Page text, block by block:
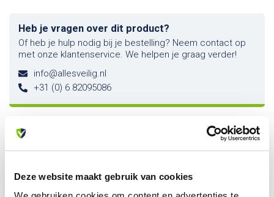
Deze website maakt gebruik van cookies
Heb je vragen over dit product?
Of heb je hulp nodig bij je bestelling? Neem contact op
met onze klantenservice. We helpen je graag verder!
info@allesveilig.nl
+31 (0) 6 82095086